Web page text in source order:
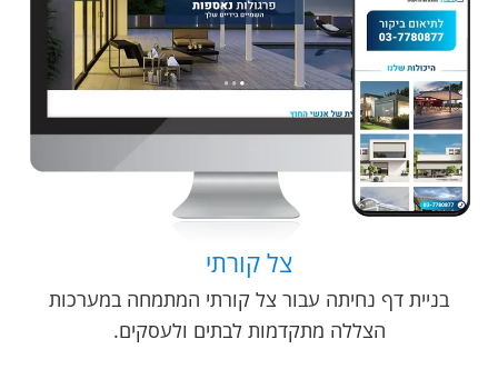
צל קורתי
בניית דף נחיתה עבור צל קורתי המתמחה במערכות
הצללה מתקדמות לבתים ולעסקים.